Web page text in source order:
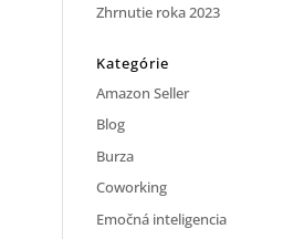
Zhrnutie roka 2023
Kategórie
Amazon Seller
Blog
Burza
Coworking
Emočná inteligencia